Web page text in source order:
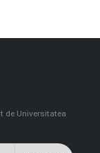
de Universitatea